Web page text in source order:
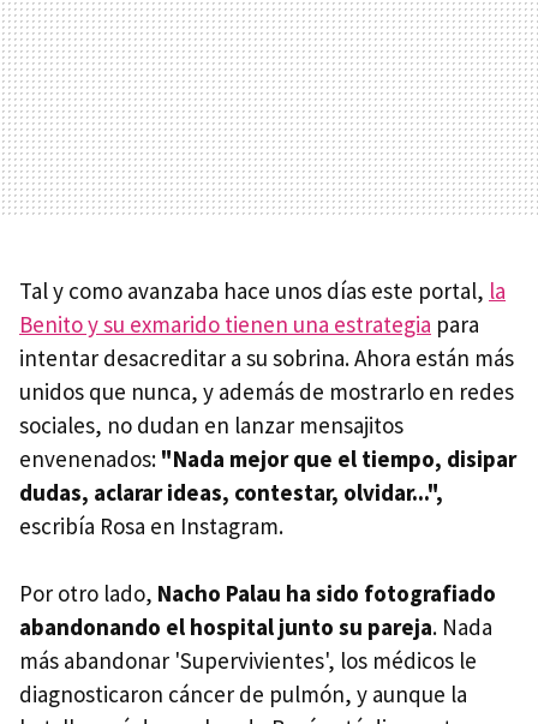
Tal y como avanzaba hace unos días este portal, la
Benito y su exmarido tienen una estrategia para
intentar desacreditar a su sobrina. Ahora están más
unidos que nunca, y además de mostrarlo en redes
sociales, no dudan en lanzar mensajitos
envenenados: "Nada mejor que el tiempo, disipar
dudas, aclarar ideas, contestar, olvidar...",
escribía Rosa en Instagram.
Por otro lado, Nacho Palau ha sido fotografiado
abandonando el hospital junto su pareja. Nada
más abandonar 'Supervivientes', los médicos le
diagnosticaron cáncer de pulmón, y aunque la